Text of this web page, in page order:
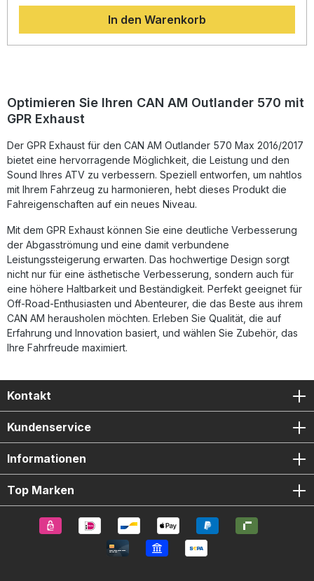
verbessertes Drehmoment sowie spürbar mehr Leistung im
Vergleich zur Serienanlage. Durch das geringe Gewicht
begeistert der Auspuff mit besserem Handling und einer
faszinierenden Soundkulisse. Die Edelstahlkonstruktion
empfohlen. Homologierte Slip-On Auspuffanlage inklusive
herausnehmbarem dB-Killer Optimiertes Drehmoment und
verbesserte Leistung Deutliche Gewichtseinsparung
dynamisches Fahrerlebnis Hergestellt in Italien nach DIN-
zertifizierten Qualitätsstandards Lieferumfang: GPR
PENTACROSS INOX Slip-On Auspuff Verbindungsrohr (Link
Pipe) Herausnehmbarer dB-Killer Fahrzeugspezifische
Halterungen Montagezubehör
In den Warenkorb
Optimieren Sie Ihren CAN AM Outlander 570 mit
GPR Exhaust
Der GPR Exhaust für den CAN AM Outlander 570 Max 2016/2017
bietet eine hervorragende Möglichkeit, die Leistung und den
Sound Ihres ATV zu verbessern. Speziell entworfen, um nahtlos
mit Ihrem Fahrzeug zu harmonieren, hebt dieses Produkt die
Fahreigenschaften auf ein neues Niveau.
Mit dem GPR Exhaust können Sie eine deutliche Verbesserung
der Abgasströmung und eine damit verbundene
Leistungssteigerung erwarten. Das hochwertige Design sorgt
nicht nur für eine ästhetische Verbesserung, sondern auch für
eine höhere Haltbarkeit und Beständigkeit. Perfekt geeignet für
Off-Road-Enthusiasten und Abenteurer, die das Beste aus ihrem
CAN AM herausholen möchten. Erleben Sie Qualität, die auf
Erfahrung und Innovation basiert, und wählen Sie Zubehör, das
Ihre Fahrfreude maximiert.
Kontakt
Kundenservice
Informationen
Top Marken